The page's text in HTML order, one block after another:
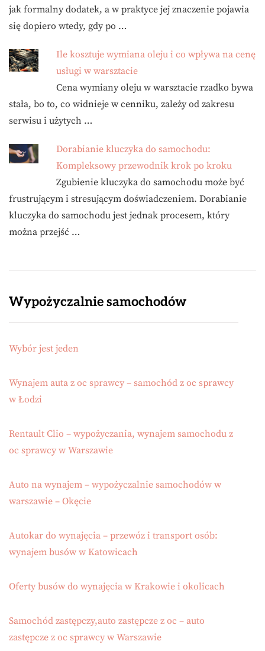
jak formalny dodatek, a w praktyce jej znaczenie pojawia
się dopiero wtedy, gdy po …
Ile kosztuje wymiana oleju i co wpływa na cenę
usługi w warsztacie
Cena wymiany oleju w warsztacie rzadko bywa
stała, bo to, co widnieje w cenniku, zależy od zakresu
serwisu i użytych …
Dorabianie kluczyka do samochodu:
Kompleksowy przewodnik krok po kroku
Zgubienie kluczyka do samochodu może być
frustrującym i stresującym doświadczeniem. Dorabianie
kluczyka do samochodu jest jednak procesem, który
można przejść …
Wypożyczalnie samochodów
Wybór jest jeden
Wynajem auta z oc sprawcy – samochód z oc sprawcy
w Łodzi
Rentault Clio – wypożyczania, wynajem samochodu z
oc sprawcy w Warszawie
Auto na wynajem – wypożyczalnie samochodów w
warszawie – Okęcie
Autokar do wynajęcia – przewóz i transport osób:
wynajem busów w Katowicach
Oferty busów do wynajęcia w Krakowie i okolicach
Samochód zastępczy,auto zastępcze z oc – auto
zastępcze z oc sprawcy w Warszawie